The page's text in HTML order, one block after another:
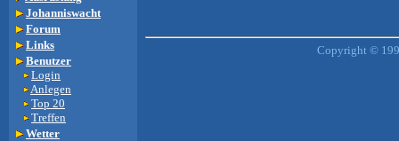
Johanniswacht
Forum
Links
Benutzer
Login
Anlegen
Top 20
Treffen
Wetter
Copyright ©